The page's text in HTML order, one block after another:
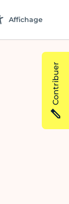
Affichage
Contribuer